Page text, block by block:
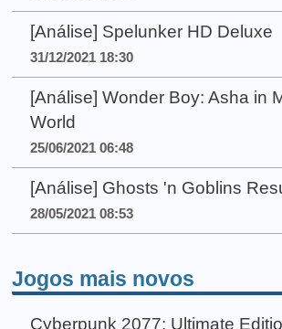
[Análise] Spelunker HD Deluxe
31/12/2021 18:30
[Análise] Wonder Boy: Asha in
World
25/06/2021 06:48
[Análise] Ghosts 'n Goblins
28/05/2021 08:53
Jogos mais novos
Cyberpunk 2077: Ultimate